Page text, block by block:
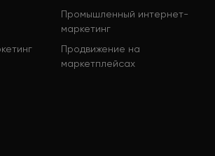
Промышленный интернет-
маркетинг
Продвижение на
маркетплейсах